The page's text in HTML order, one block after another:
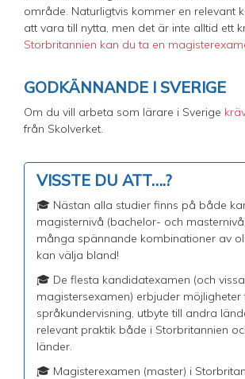
område. Naturligtvis kommer en relevant
att vara till nytta, men det är inte alltid ett
Storbritannien kan du ta en
GODKÄNNANDE I SVERIGE
Om du vill arbeta som lärare i Sverige
från Skolverket.
VISSTE DU ATT….?
🎓 Nästan alla studier finns på både
magisternivå (bachelor- och
många spännande kombinationer av
kan välja bland!
🎓 De flesta kandidatexamen (och vissa
magistersexamen) erbjuder möjligheter
språkundervisning, utbyte till andra
relevant praktik både i Storbritannien
länder.
🎓 Magisterexamen (master) i